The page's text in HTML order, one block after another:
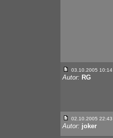
03.10.2005 10:14
Autor: RG
02.10.2005 22:43
Autor: joker